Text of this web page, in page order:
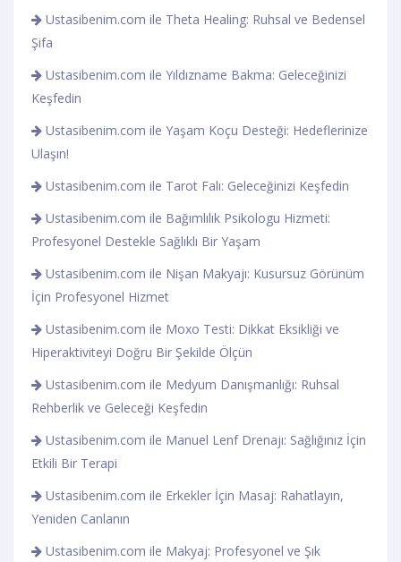
Ustasibenim.com ile Theta Healing: Ruhsal ve Bedensel
Şifa
Ustasibenim.com ile Yıldızname Bakma: Geleceğinizi
Keşfedin
Ustasibenim.com ile Yaşam Koçu Desteği: Hedeflerinize
Ulaşın!
Ustasibenim.com ile Tarot Falı: Geleceğinizi Keşfedin
Ustasibenim.com ile Bağımlılık Psikologu Hizmeti:
Profesyonel Destekle Sağlıklı Bir Yaşam
Ustasibenim.com ile Nişan Makyajı: Kusursuz Görünüm
İçin Profesyonel Hizmet
Ustasibenim.com ile Moxo Testi: Dikkat Eksikliği ve
Hiperaktiviteyi Doğru Bir Şekilde Ölçün
Ustasibenim.com ile Medyum Danışmanlığı: Ruhsal
Rehberlik ve Geleceği Keşfedin
Ustasibenim.com ile Manuel Lenf Drenajı: Sağlığınız İçin
Etkili Bir Terapi
Ustasibenim.com ile Erkekler İçin Masaj: Rahatlayın,
Yeniden Canlanın
Ustasibenim.com ile Makyaj: Profesyonel ve Şık